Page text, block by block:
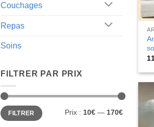
Couchages
Repas
Soins
FILTRER PAR PRIX
Prix
min
Prix
maxFILTRER Prix : 10€ — 170€